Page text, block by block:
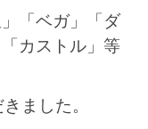
「ベガ」「ダ
カストル」 等
ました。